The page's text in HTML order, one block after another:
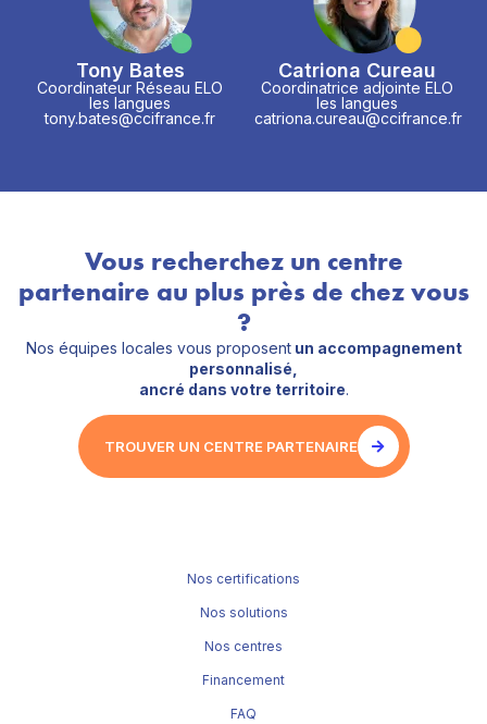
Tony Bates
Coordinateur Réseau ELO
les langues
tony.bates@ccifrance.fr
Catriona Cureau
Coordinatrice adjointe ELO
les langues
catriona.cureau@ccifrance.fr
Vous recherchez un centre
partenaire au plus près de chez vous
?
Nos équipes locales vous proposentun accompagnement
personnalisé,
ancré dans votre territoire.
TROUVER UN CENTRE PARTENAIRE
Nos certifications
Nos solutions
Nos centres
Financement
FAQ